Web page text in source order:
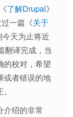
了解Drupal》
一篇《关于
今天为止将近
翻译完成，当
的校对，希望
或者错误的地
介绍的非常